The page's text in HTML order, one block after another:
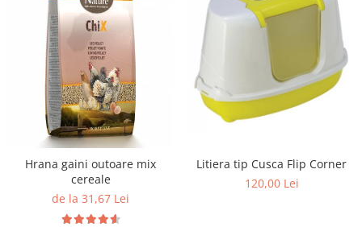
Hrana gaini outoare mix
cereale
de la 31,67 Lei
Litiera tip Cusca Flip Corner
120,00 Lei